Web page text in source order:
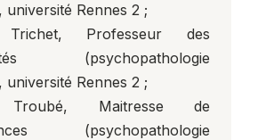
université Rennes 2 ;
Trichet, Professeur des
(psychopathologie
université Rennes 2 ;
Troubé, Maitresse de
(psychopathologie